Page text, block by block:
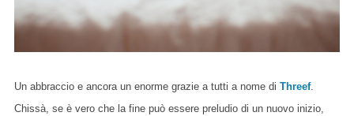
Un abbraccio e ancora un enorme grazie a tutti a nome di Threef.
Chissà, se è vero che la fine può essere preludio di un nuovo inizio,